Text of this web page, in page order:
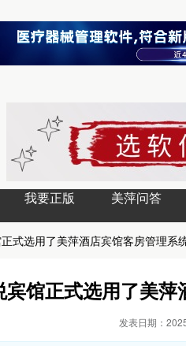
我要正版 美萍问答
式选用了美萍酒店宾馆客房管理系
宾馆正式选用了美
发表日期：